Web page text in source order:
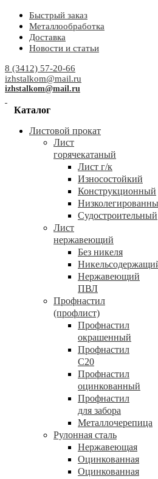
Быстрый заказ
Металлообработка
Доставка
Новости и статьи
8 (3412) 57-20-66
izhstalkom@mail.ru
izhstalkom@mail.ru
Каталог
Листовой прокат
Лист
горячекатаный
Лист г/к
Износостойкий
Конструкционный
Судостроительный
Лист
нержавеющий
Без никеля
Нержавеющий
ПВЛ
Профнастил
(профлист)
Профнастил
окрашенный
Профнастил
С20
Профнастил
оцинкованный
Профнастил
для забора
Металлочерепица
Рулонная сталь
Нержавеющая
Оцинкованная
Оцинкованная